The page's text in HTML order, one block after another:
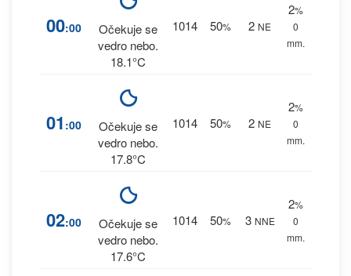
00:00
Očekuje se
vedro nebo.
18.1°C
1014 50% 2 NE
2%
0
mm.
01 :00
Očekuje se
vedro nebo.
17.8°C
1014 50% 2 NE
2%
0
mm.
02:00
Očekuje se
vedro nebo.
17.6°C
1014 50% 3 NNE
2%
0
mm.